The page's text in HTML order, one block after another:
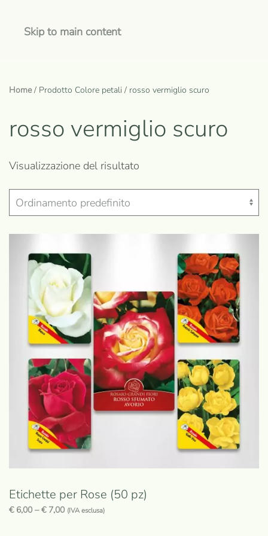
Skip to main content
Home/ Prodotto Colore petali / rosso vermiglio scuro
rosso vermiglio scuro
Visualizzazione del risultato
Etichette per Rose (50 pz)
€6,00 –€7,00 (IVA esclusa)